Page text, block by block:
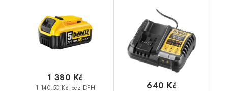
1 140,50 Kč bez DPH
1 380 Kč
640 Kč